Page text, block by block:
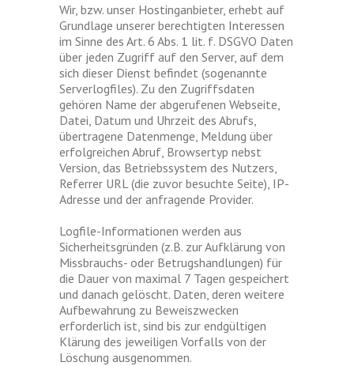
Wir, bzw. unser Hostinganbieter, erhebt auf
Grundlage unserer berechtigten Interessen
im Sinne des Art. 6 Abs. 1 lit. f. DSGVO Daten
über jeden Zugriff auf den Server, auf dem
sich dieser Dienst befindet (sogenannte
Serverlogfiles). Zu den Zugriffsdaten
gehören Name der abgerufenen Webseite,
Datei, Datum und Uhrzeit des Abrufs,
übertragene Datenmenge, Meldung über
erfolgreichen Abruf, Browsertyp nebst
Version, das Betriebssystem des Nutzers,
Referrer URL (die zuvor besuchte Seite), IP-
Adresse und der anfragende Provider.
Logfile-Informationen werden aus
Sicherheitsgründen (z.B. zur Aufklärung von
Missbrauchs- oder Betrugshandlungen) für
die Dauer von maximal 7 Tagen gespeichert
und danach gelöscht. Daten, deren weitere
Aufbewahrung zu Beweiszwecken
erforderlich ist, sind bis zur endgültigen
Klärung des jeweiligen Vorfalls von der
Löschung ausgenommen.